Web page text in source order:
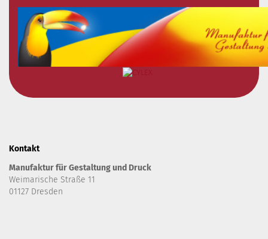
Kontakt
Manufaktur für Gestaltung und Druck
Weimarische Straße 11
01127 Dresden